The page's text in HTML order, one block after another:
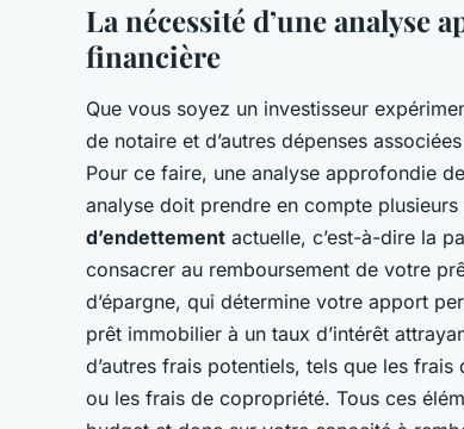
La nécessité d’une analyse
financière
Que vous soyez un investisseur
de notaire et d’autres dépenses
Pour ce faire, une analyse approfondie
analyse doit prendre en compte
d’endettement actuelle, c’est-à-dire la
consacrer au remboursement de votre
d’épargne, qui détermine votre apport
prêt immobilier à un taux d’intérêt
d’autres frais potentiels, tels que les
ou les frais de copropriété. Tous ces